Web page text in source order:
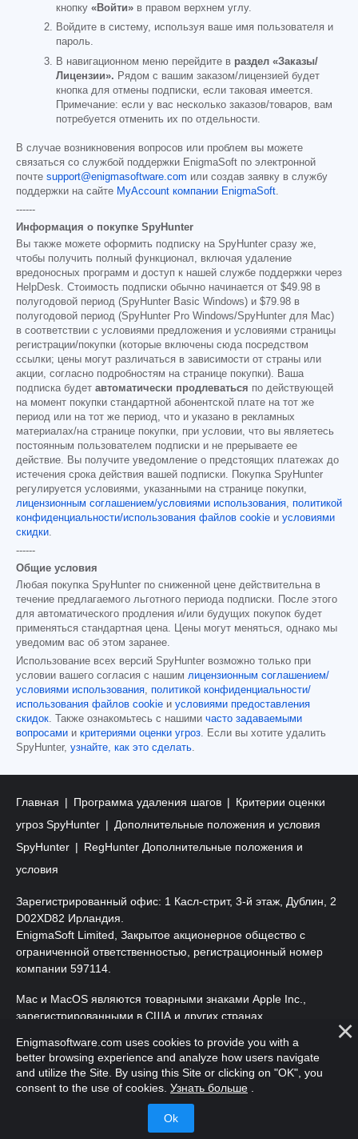
кнопку «Войти» в правом верхнем углу.
Войдите в систему, используя ваше имя пользователя и
пароль.
В навигационном меню перейдите в раздел «Заказы/
Лицензии». Рядом с вашим заказом/лицензией будет
кнопка для отмены подписки, если таковая имеется.
Примечание: если у вас несколько заказов/товаров, вам
потребуется отменить их по отдельности.
В случае возникновения вопросов или проблем вы можете
связаться со службой поддержки EnigmaSoft по электронной
почте support@enigmasoftware.com или создав заявку в службу
поддержки на сайте MyAccount компании EnigmaSoft
------
Информация о покупке SpyHunter
Вы также можете оформить подписку на SpyHunter сразу же,
чтобы получить полный функционал, включая удаление
вредоносных программ и доступ к нашей службе поддержки через
HelpDesk. Стоимость подписки обычно начинается от $49.98 в
полугодовой период (SpyHunter Basic Windows) и $79.98 в
полугодовой период (SpyHunter Pro Windows/SpyHunter для Mac)
в соответствии с условиями предложения и условиями страницы
регистрации/покупки (которые включены сюда посредством
ссылки; цены могут различаться в зависимости от страны или
акции, согласно подробностям на странице покупки). Ваша
подписка будет автоматически продлеваться по действующей
на момент покупки стандартной абонентской плате на тот же
период или на тот же период, что и указано в рекламных
материалах/на странице покупки, при условии, что вы являетесь
постоянным пользователем подписки и не прерываете ее
действие. Вы получите уведомление о предстоящих платежах до
истечения срока действия вашей подписки. Покупка SpyHunter
регулируется условиями, указанными на странице покупки,
лицензионным соглашением/условиями использования
политикой
конфиденциальности/использования файлов cookie и условиями
скидки
------
Общие условия
Любая покупка SpyHunter по сниженной цене действительна в
течение предлагаемого льготного периода подписки. После этого
для автоматического продления и/или будущих покупок будет
применяться стандартная цена. Цены могут меняться, однако мы
уведомим вас об этом заранее.
Использование всех версий SpyHunter возможно только при
условии вашего согласия с нашим лицензионным соглашением/
условиями использования
политикой конфиденциальности/
использования файлов cookie и условиями предоставления
скидок . Также ознакомьтесь с нашими часто задаваемыми
вопросами и критериями оценки угроз . Если вы хотите удалить
SpyHunter, узнайте, как это сделать
Главная Программа удаления шагов
Критерии оценки
угроз SpyHunter
Дополнительные положения и условия
SpyHunter
RegHunter Дополнительные положения и
условия
Зарегистрированный офис: 1 Касл-стрит, 3-й этаж, Дублин, 2
D02XD82 Ирландия.
EnigmaSoft Limited, Закрытое акционерное общество с
ограниченной ответственностью, регистрационный номер
компании 597114.
Mac и MacOS являются товарными знаками Apple Inc.,
зарегистрированными в США и других странах.
Copyright 2016-2026 . EnigmaSoft Ltd. Все права защищены.
Enigmasoftware.com uses cookies to provide you with a
better browsing experience and analyze how users navigate
and utilize the Site. By using this Site or clicking on "OK", you
consent to the use of cookies. Узнать больше